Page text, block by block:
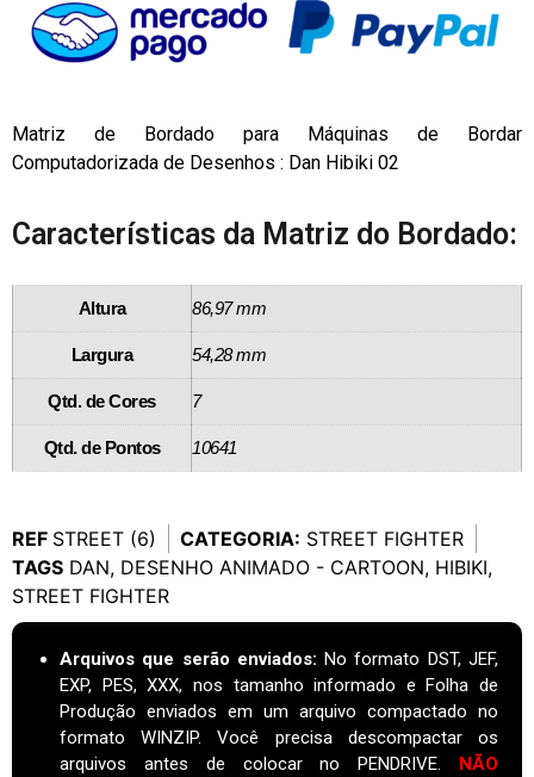
Matriz de Bordado para Máquinas de Bordar
Computadorizada de Desenhos : Dan Hibiki 02
Características da Matriz do Bordado:
Altura 86,97 mm
Largura 54,28 mm
Qtd. de Cores 7
Qtd. de Pontos 10641
REF STREET (6) CATEGORIA: STREET FIGHTER
TAGS DAN, DESENHO ANIMADO - CARTOON, HIBIKI,
STREET FIGHTER
Arquivos que serão enviados: No formato DST, JEF,
EXP, PES, XXX, nos tamanho informado e Folha de
Produção enviados em um arquivo compactado no
formato WINZIP. Você precisa descompactar os
arquivos antes de colocar no PENDRIVE. NÃO